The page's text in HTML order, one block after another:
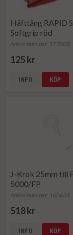
Häfttång RAPID
Softgrip röd
Artikelnummer: 177008
125 kr
INFO KÖP
J-Krok 25mm till
5000/FP
Artikelnummer: 160639
518 kr
INFO KÖP